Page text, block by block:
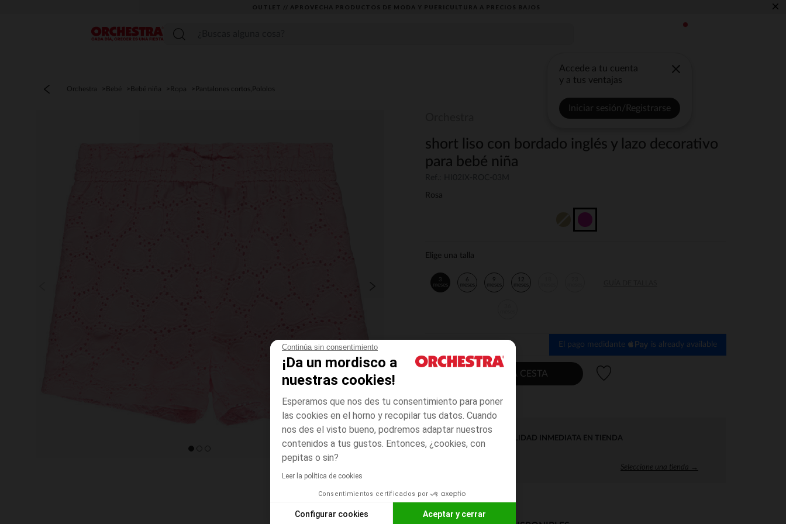
Continúa sin consentimiento
¡Da un mordisco a
nuestras cookies!
Esperamos que nos des tu consentimiento para poner
las cookies en el horno y recopilar tus datos. Cuando
nos des el visto bueno, podremos adaptar nuestros
contenidos a tus gustos. Entonces, ¿cookies, con
pepitas o sin?
Leer la política de cookies
Consentimientos certificados por
Configurar cookies Aceptar y cerrar
OUTLET // APROVECHA PRODUCTOS DE MODA Y PUERICULTURA A PRECIOS BAJOS ×
Menú
Accede a tu cuenta
y a tus ventajas
Iniciar sesión/Registrarse
Orchestra Bebé Bebé niña Ropa Pantalones cortos,Pololos
short liso con bordado inglés y lazo decorativo
para bebé niña
Rosa
Elige una talla
3
meses
6
meses
9
meses
12
meses
El pago medidante is already available
AÑADIR A LA CESTA
DISPONIBILIDAD INMEDIATA EN TIENDA
Seleccione una tienda →